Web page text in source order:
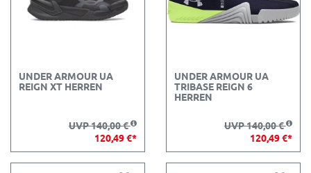
UNDER ARMOUR UA
REIGN XT HERREN
UVP 140,00 €
120,49 €*
UNDER ARMOUR UA
TRIBASE REIGN 6
HERREN
UVP 140,00 €
120,49 €*